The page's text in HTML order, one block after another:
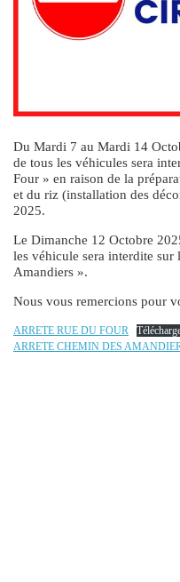
Du Mardi 7 au Mardi 14
de tous les véhicules sera
Four » en raison de la
et du riz (installation des
2025.
Le Dimanche 12 Octobre
les véhicule sera interdite
Amandiers ».
Nous vous remercions pour
ARRETE RUE DU FOUR
ARRETE CHEMIN DES